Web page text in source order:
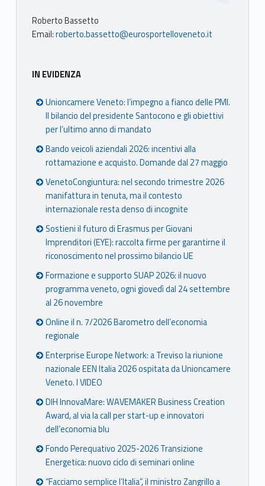
Roberto Bassetto
Email:roberto.bassetto@eurosportelloveneto.it
IN EVIDENZA
Unioncamere Veneto: l’impegno a fianco delle PMI.
Il bilancio del presidente Santocono e gli obiettivi
per l’ultimo anno di mandato
Bando veicoli aziendali 2026: incentivi alla
rottamazione e acquisto. Domande dal 27 maggio
VenetoCongiuntura: nel secondo trimestre 2026
manifattura in tenuta, ma il contesto
internazionale resta denso di incognite
Sostieni il futuro di Erasmus per Giovani
Imprenditori (EYE): raccolta firme per garantirne il
riconoscimento nel prossimo bilancio UE
Formazione e supporto SUAP 2026: il nuovo
programma veneto, ogni giovedì dal 24 settembre
al 26 novembre
Online il n. 7/2026 Barometro dell’economia
regionale
Enterprise Europe Network: a Treviso la riunione
nazionale EEN Italia 2026 ospitata da Unioncamere
Veneto. I VIDEO
DIH InnovaMare: WAVEMAKER Business Creation
Award, al via la call per start-up e innovatori
dell’economia blu
Fondo Perequativo 2025-2026 Transizione
Energetica: nuovo ciclo di seminari online
“Facciamo semplice l’Italia”, il ministro Zangrillo a